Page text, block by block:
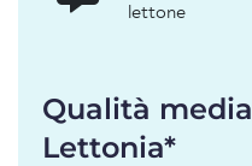
lettone
Qualità
Lettonia*